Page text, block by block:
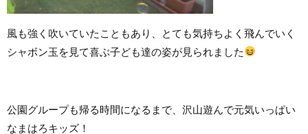
風も強く吹いていたこともあり、とても気持ちよく飛んでいく
シャボン玉を見て喜ぶ子ども達の姿が見られました
公園グループも帰る時間になるまで、沢山遊んで元気いっぱい
なまはろキッズ！